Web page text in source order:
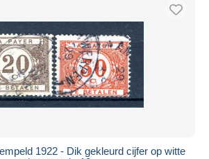
1922 - Dik gekleurd cijfer op witte